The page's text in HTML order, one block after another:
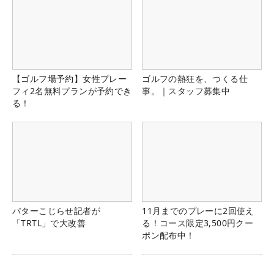
【ゴルフ場予約】女性プレー
フィ2名無料プランが予約でき
る！
ゴルフの熱狂を、つくる仕
事。｜スタッフ募集中
パターこじらせ記者が
「TRTL」で大改善
11月までのプレーに2回使え
る！コース限定3,500円クー
ポン配布中！